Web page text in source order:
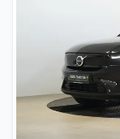
Fartpilot